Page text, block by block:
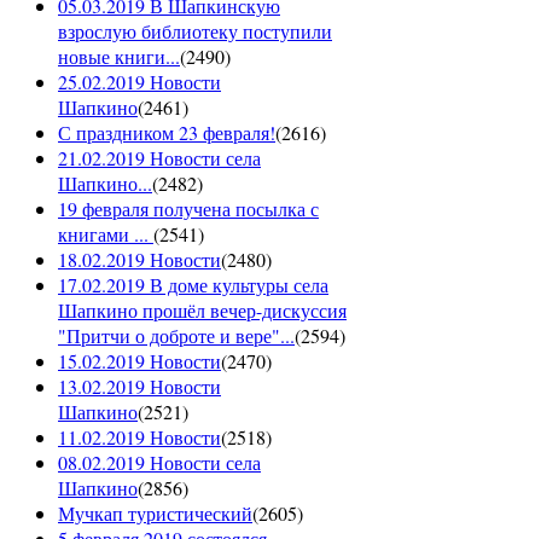
взрослую библиотеку поступили
новые книги...(2490)
25.02.2019 Новости
Шапкино(2461)
С праздником 23 февраля!(2616)
21.02.2019 Новости села
Шапкино...(2482)
19 февраля получена посылка с
книгами ... (2541)
18.02.2019 Новости(2480)
17.02.2019 В доме культуры села
Шапкино прошёл вечер-дискуссия
"Притчи о доброте и вере"...(2594)
15.02.2019 Новости(2470)
13.02.2019 Новости
Шапкино(2521)
11.02.2019 Новости(2518)
08.02.2019 Новости села
Шапкино(2856)
Мучкап туристический(2605)